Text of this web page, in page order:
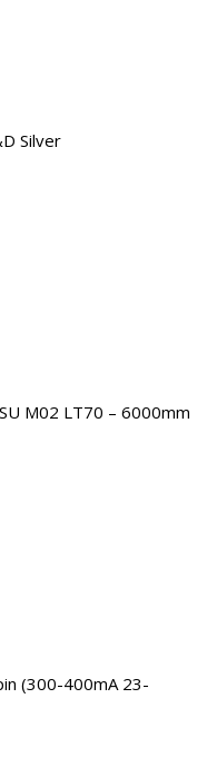
Silver
M02 LT70 – 6000mm
(300-400mA 23-